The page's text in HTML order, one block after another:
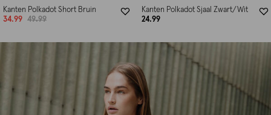
Kanten Polkadot Short Bruin
34.99
49.99
Kanten Polkadot Sjaal Zwart/Wit
24.99